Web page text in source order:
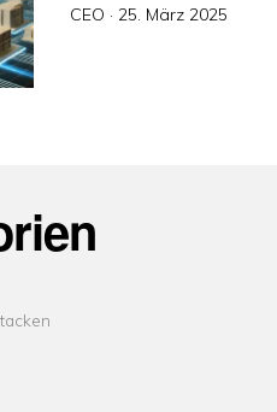
CEO · Veröffentlicht
25. März 2025